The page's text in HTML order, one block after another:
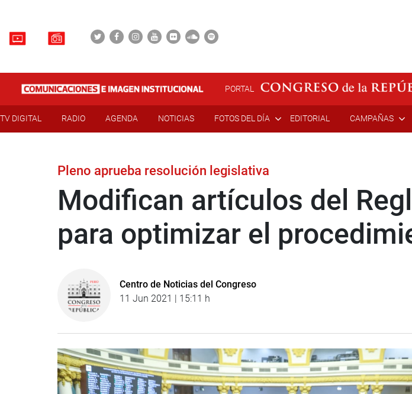
PORTAL
TV DIGITAL RADIO AGENDA NOTICIAS FOTOS DEL DÍA EDITORIAL CAMPAÑAS
Pleno aprueba resolución legislativa
Modifican artículos del
para optimizar el
Centro de Noticias del Congreso
11 Jun 2021 | 15:11 h